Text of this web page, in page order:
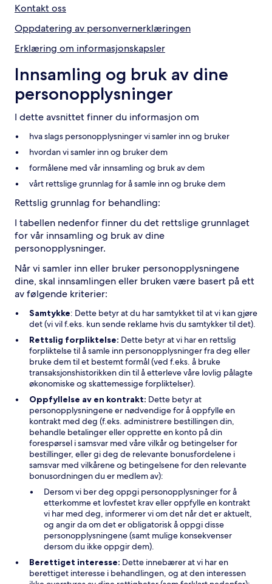
Kontakt oss
Oppdatering av personvernerklæringen
Erklæring om informasjonskapsler
Innsamling og bruk av dine
personopplysninger
I dette avsnittet finner du informasjon om
hva slags personopplysninger vi samler inn og bruker
hvordan vi samler inn og bruker dem
formålene med vår innsamling og bruk av dem
vårt rettslige grunnlag for å samle inn og bruke dem
Rettslig grunnlag for behandling:
I tabellen nedenfor finner du det rettslige grunnlaget
for vår innsamling og bruk av dine
personopplysninger.
Når vi samler inn eller bruker personopplysningene
dine, skal innsamlingen eller bruken være basert på ett
av følgende kriterier:
Samtykke: Dette betyr at du har samtykket til at vi kan gjøre
det (vi vil f.eks. kun sende reklame hvis du samtykker til det).
Rettslig forpliktelse: Dette betyr at vi har en rettslig
forpliktelse til å samle inn personopplysninger fra deg eller
bruke dem til et bestemt formål (ved f.eks. å bruke
transaksjonshistorikken din til å etterleve våre lovlig pålagte
økonomiske og skattemessige forpliktelser).
Oppfyllelse av en kontrakt: Dette betyr at
personopplysningene er nødvendige for å oppfylle en
kontrakt med deg (f.eks. administrere bestillingen din,
behandle betalinger eller opprette en konto på din
forespørsel i samsvar med våre vilkår og betingelser for
bestillinger, eller gi deg de relevante bonusfordelene i
samsvar med vilkårene og betingelsene for den relevante
bonusordningen du er medlem av):
Dersom vi ber deg oppgi personopplysninger for å
etterkomme et lovfestet krav eller oppfylle en kontrakt
vi har med deg, informerer vi om det når det er aktuelt,
og angir da om det er obligatorisk å oppgi disse
personopplysningene (samt mulige konsekvenser
dersom du ikke oppgir dem).
Berettiget interesse: Dette innebærer at vi har en
berettiget interesse i behandlingen, og at den interessen